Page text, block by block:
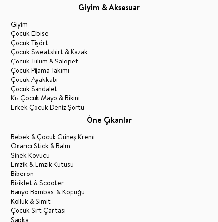
Giyim & Aksesuar
Giyim
Çocuk Elbise
Çocuk Tişört
Çocuk Sweatshirt & Kazak
Çocuk Tulum & Salopet
Çocuk Pijama Takımı
Çocuk Ayakkabı
Çocuk Sandalet
Kız Çocuk Mayo & Bikini
Erkek Çocuk Deniz Şortu
Öne Çıkanlar
Bebek & Çocuk Güneş Kremi
Onarıcı Stick & Balm
Sinek Kovucu
Emzik & Emzik Kutusu
Biberon
Bisiklet & Scooter
Banyo Bombası & Köpüğü
Kolluk & Simit
Çocuk Sırt Çantası
Şapka